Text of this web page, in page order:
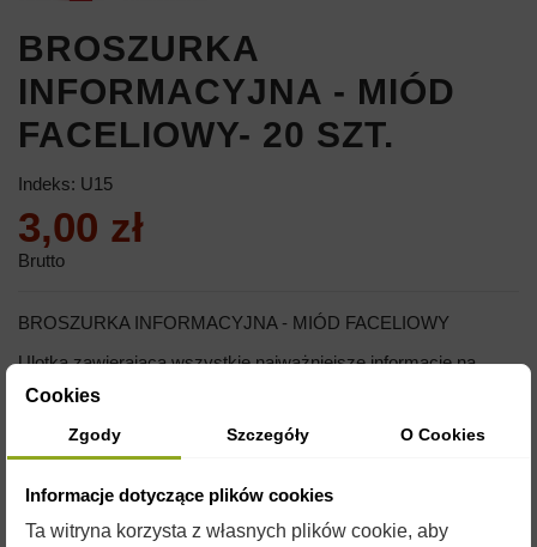
BROSZURKA
INFORMACYJNA - MIÓD
FACELIOWY- 20 SZT.
Indeks: U15
3,00 zł
Brutto
BROSZURKA INFORMACYJNA - MIÓD FACELIOWY
Ulotka zawierająca wszystkie najważniejsze informacje na
temat miodu.
Cookies
Zgody Szczegóły O Cookies
Informacje dotyczące plików cookies
Ta witryna korzysta z własnych plików cookie, aby